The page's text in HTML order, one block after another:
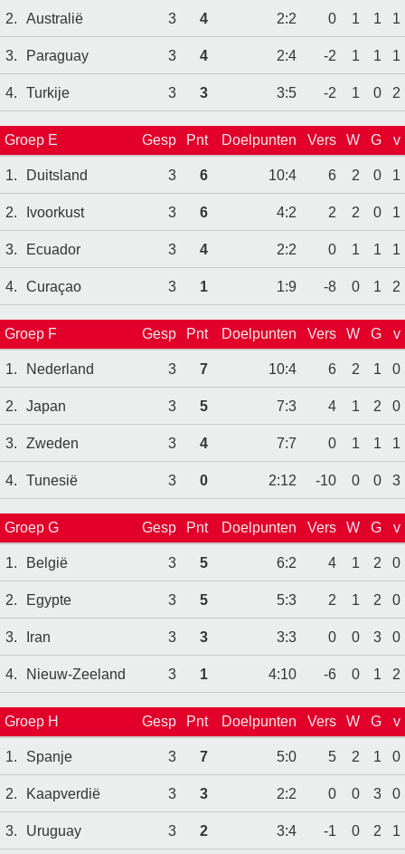
2. Australië 3 4 2:2 0 1 1 1
3. Paraguay 3 4 2:4 -2 1 1 1
4. Turkije 3 3 3:5 -2 1 0 2
Groep E Gesp Pnt Doelpunten Vers W G v
1. Duitsland 3 6 10:4 6 2 0 1
2. Ivoorkust 3 6 4:2 2 2 0 1
3. Ecuador 3 4 2:2 0 1 1 1
4. Curaçao 3 1 1:9 -8 0 1 2
Groep F Gesp Pnt Doelpunten Vers W G v
1. Nederland 3 7 10:4 6 2 1 0
2. Japan 3 5 7:3 4 1 2 0
3. Zweden 3 4 7:7 0 1 1 1
4. Tunesië 3 0 2:12 -10 0 0 3
Groep G Gesp Pnt Doelpunten Vers W G v
1. België 3 5 6:2 4 1 2 0
2. Egypte 3 5 5:3 2 1 2 0
3. Iran 3 3 3:3 0 0 3 0
4. Nieuw-Zeeland 3 1 4:10 -6 0 1 2
Groep H Gesp Pnt Doelpunten Vers W G v
1. Spanje 3 7 5:0 5 2 1 0
2. Kaapverdië 3 3 2:2 0 0 3 0
3. Uruguay 3 2 3:4 -1 0 2 1